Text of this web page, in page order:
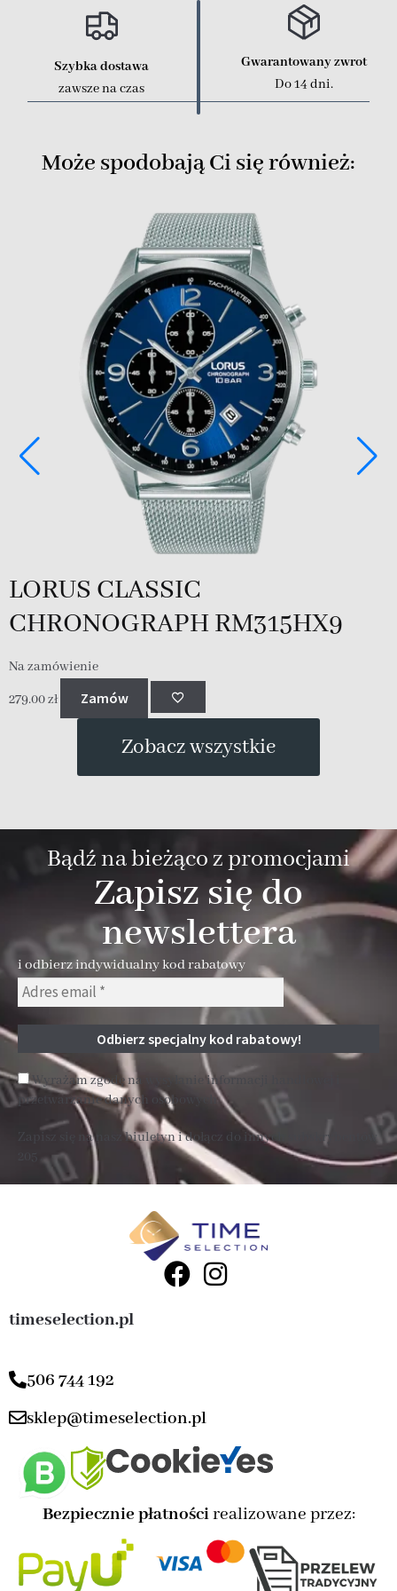
Szybka dostawa
zawsze na czas
Gwarantowany zwrot
Do 14 dni.
Może spodobają Ci się również:
LORUS CLASSIC
CHRONOGRAPH RM315HX9
Na zamówienie
279.00zł Zamów
Zobacz wszystkie
Bądź na bieżąco z promocjami
Zapisz się do
newslettera
i odbierz indywidualny kod rabatowy
Wyrażam zgodę na wysyłanie informacji handlowej i
przetwarzanie danych osobowych
Zapisz się na nasz biuletyn i dołącz do innych subskrybentów
timeselection.pl
506 744 192
sklep@timeselection.pl
Bezpiecznie płatnościrealizowane przez: